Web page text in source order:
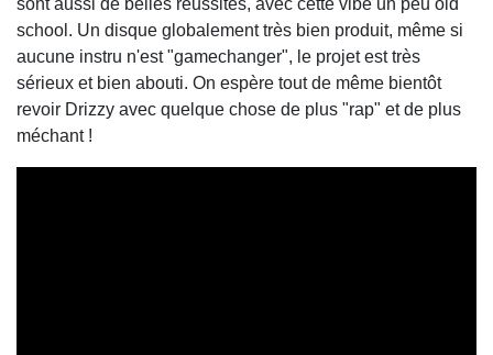
sont aussi de belles réussites, avec cette vibe un peu old
school. Un disque globalement très bien produit, même si
aucune instru n'est "gamechanger", le projet est très
sérieux et bien abouti. On espère tout de même bientôt
revoir Drizzy avec quelque chose de plus "rap" et de plus
méchant !